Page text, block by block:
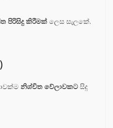
පිරිසිදු කිරීමක් ලෙස සැලකේ.
නිශ්චිත වේලාවකට සිදු